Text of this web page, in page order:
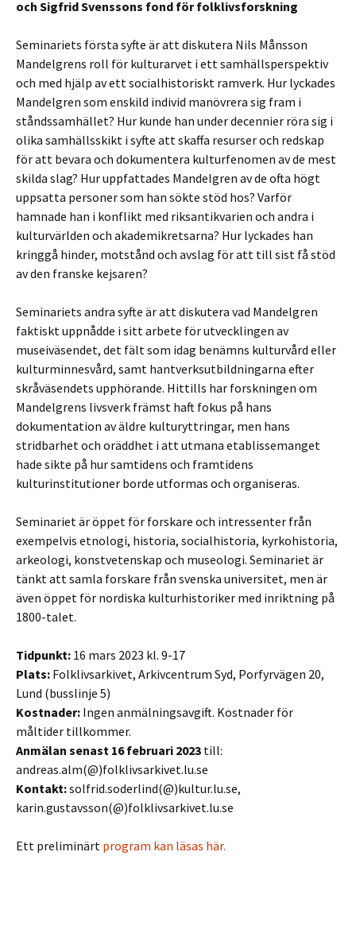
och Sigfrid Svenssons fond för folklivsforskning
Seminariets första syfte är att diskutera Nils Månsson
Mandelgrens roll för kulturarvet i ett samhällsperspektiv
och med hjälp av ett socialhistoriskt ramverk. Hur lyckades
Mandelgren som enskild individ manövrera sig fram i
ståndssamhället? Hur kunde han under decennier röra sig i
olika samhällsskikt i syfte att skaffa resurser och redskap
för att bevara och dokumentera kulturfenomen av de mest
skilda slag? Hur uppfattades Mandelgren av de ofta högt
uppsatta personer som han sökte stöd hos? Varför
hamnade han i konflikt med riksantikvarien och andra i
kulturvärlden och akademikretsarna? Hur lyckades han
kringgå hinder, motstånd och avslag för att till sist få stöd
av den franske kejsaren?
Seminariets andra syfte är att diskutera vad Mandelgren
faktiskt uppnådde i sitt arbete för utvecklingen av
museiväsendet, det fält som idag benämns kulturvård eller
kulturminnesvård, samt hantverksutbildningarna efter
skråväsendets upphörande. Hittills har forskningen om
Mandelgrens livsverk främst haft fokus på hans
dokumentation av äldre kulturyttringar, men hans
stridbarhet och oräddhet i att utmana etablissemanget
hade sikte på hur samtidens och framtidens
kulturinstitutioner borde utformas och organiseras.
Seminariet är öppet för forskare och intressenter från
exempelvis etnologi, historia, socialhistoria, kyrkohistoria,
arkeologi, konstvetenskap och museologi. Seminariet är
tänkt att samla forskare från svenska universitet, men är
även öppet för nordiska kulturhistoriker med inriktning på
1800-talet.
Tidpunkt: 16 mars 2023 kl. 9-17
Plats: Folklivsarkivet, Arkivcentrum Syd, Porfyrvägen 20,
Lund (busslinje 5)
Kostnader: Ingen anmälningsavgift. Kostnader för
måltider tillkommer.
Anmälan senast 16 februari 2023 till:
andreas.alm(@)folklivsarkivet.lu.se
Kontakt:solfrid.soderlind(@)kultur.lu.se,
karin.gustavsson(@)folklivsarkivet.lu.se
Ett preliminärt program kan läsas här.